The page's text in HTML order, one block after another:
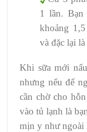
1 lần.
khoảng
và đặc lại
Khi sữa mới
nhưng nếu để
cần chờ cho
vào tủ lạnh là
mịn y như ngoài